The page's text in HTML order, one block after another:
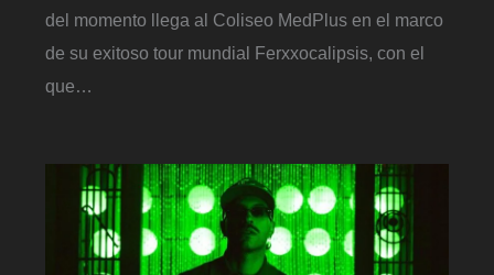
del momento llega al Coliseo MedPlus en el marco
de su exitoso tour mundial Ferxxocalipsis, con el
que…